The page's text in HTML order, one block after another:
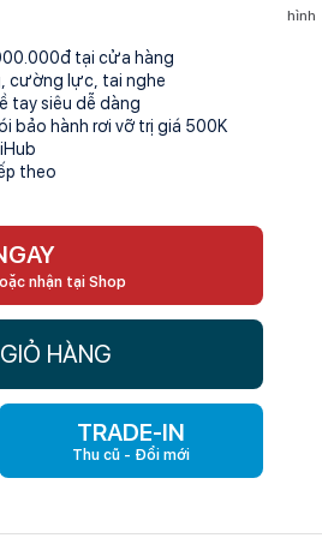
tại cửa hàng
cường lực, tai nghe
tay siêu dễ dàng
bảo hành rơi vỡ trị giá 500K
theo
nhận tại Shop
HÀNG
TRADE-IN
Thu cũ - Đổi mới
hình